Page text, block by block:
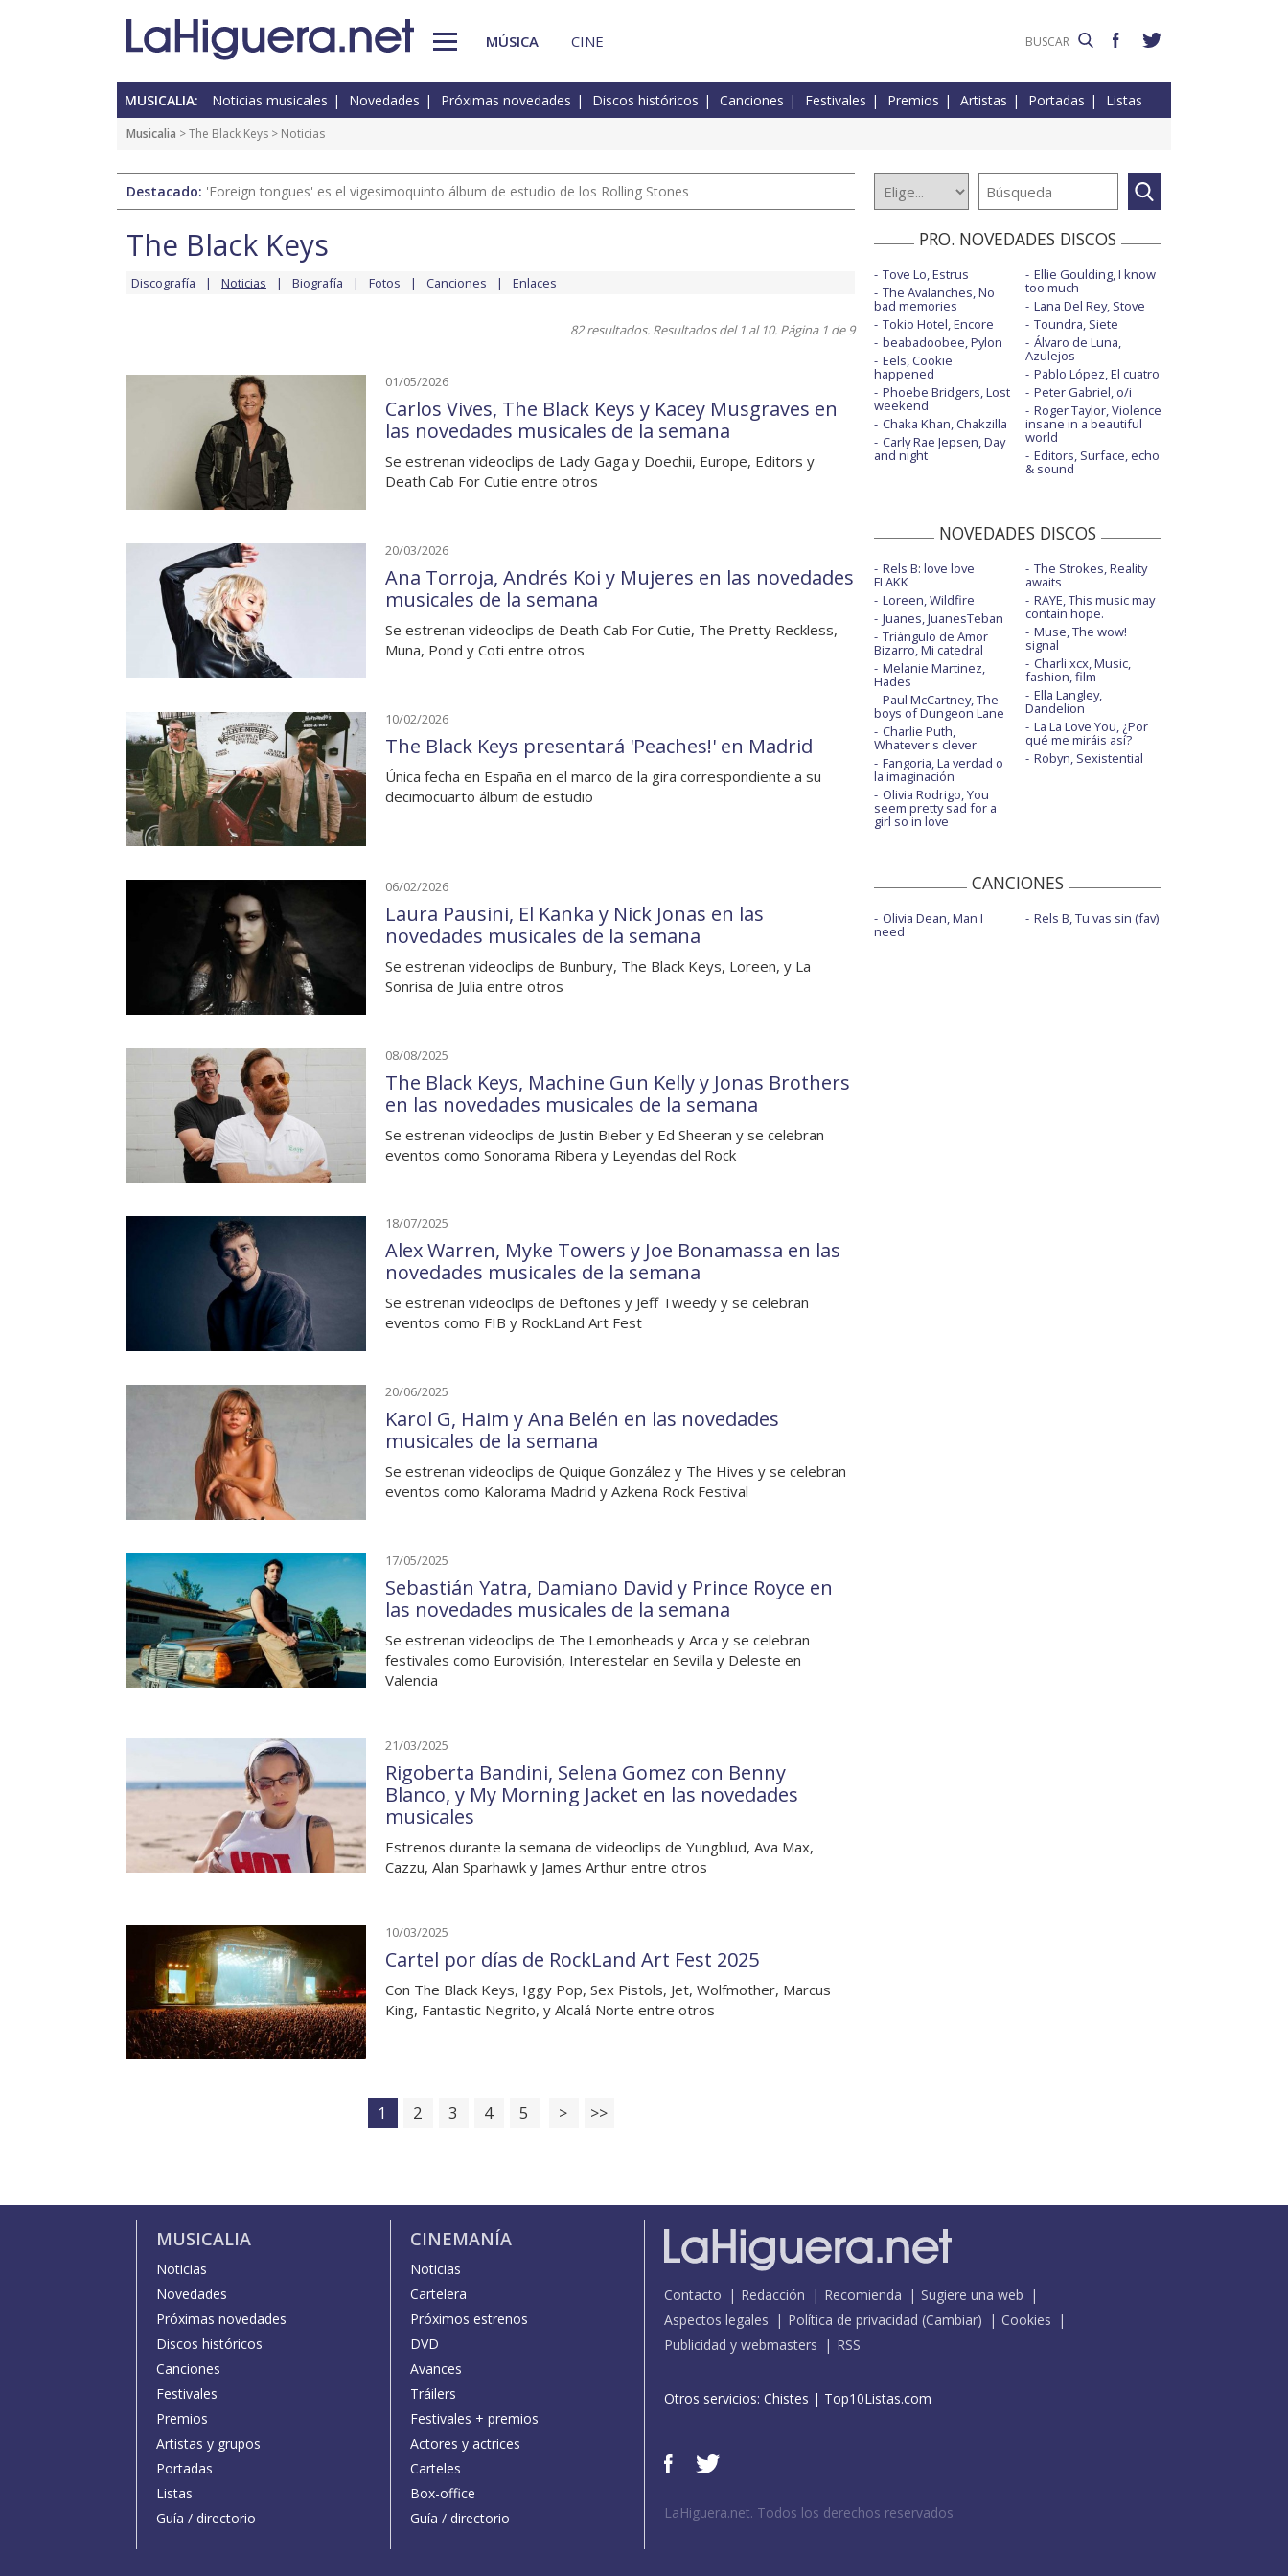
MÚSICA CINE
MUSICALIA: Noticias musicales Novedades Próximas novedades Discos históricos Canciones Festivales Premios Artistas Portadas Listas
Musicalia >The Black Keys > Noticias
Destacado: 'Foreign tongues' es el vigesimoquinto álbum de estudio de los Rolling Stones
The Black Keys
Discografía Noticias Biografía Fotos Canciones Enlaces
82 resultados. Resultados del 1 al 10. Página 1 de 9
01/05/2026
Carlos Vives, The Black Keys y Kacey Musgraves en
las novedades musicales de la semana
Se estrenan videoclips de Lady Gaga y Doechii, Europe, Editors y
Death Cab For Cutie entre otros
20/03/2026
Ana Torroja, Andrés Koi y Mujeres en las novedades
musicales de la semana
Se estrenan videoclips de Death Cab For Cutie, The Pretty Reckless,
Muna, Pond y Coti entre otros
10/02/2026
The Black Keys presentará 'Peaches!' en Madrid
Única fecha en España en el marco de la gira correspondiente a su
decimocuarto álbum de estudio
06/02/2026
Laura Pausini, El Kanka y Nick Jonas en las
novedades musicales de la semana
Se estrenan videoclips de Bunbury, The Black Keys, Loreen, y La
Sonrisa de Julia entre otros
08/08/2025
The Black Keys, Machine Gun Kelly y Jonas Brothers
en las novedades musicales de la semana
Se estrenan videoclips de Justin Bieber y Ed Sheeran y se celebran
eventos como Sonorama Ribera y Leyendas del Rock
18/07/2025
Alex Warren, Myke Towers y Joe Bonamassa en las
novedades musicales de la semana
Se estrenan videoclips de Deftones y Jeff Tweedy y se celebran
eventos como FIB y RockLand Art Fest
20/06/2025
Karol G, Haim y Ana Belén en las novedades
musicales de la semana
Se estrenan videoclips de Quique González y The Hives y se celebran
eventos como Kalorama Madrid y Azkena Rock Festival
17/05/2025
Sebastián Yatra, Damiano David y Prince Royce en
las novedades musicales de la semana
Se estrenan videoclips de The Lemonheads y Arca y se celebran
festivales como Eurovisión, Interestelar en Sevilla y Deleste en
Valencia
21/03/2025
Rigoberta Bandini, Selena Gomez con Benny
Blanco, y My Morning Jacket en las novedades
musicales
Estrenos durante la semana de videoclips de Yungblud, Ava Max,
Cazzu, Alan Sparhawk y James Arthur entre otros
10/03/2025
Cartel por días de RockLand Art Fest 2025
Con The Black Keys, Iggy Pop, Sex Pistols, Jet, Wolfmother, Marcus
King, Fantastic Negrito, y Alcalá Norte entre otros
1 2 3 4 5 > >>
PRO. NOVEDADES DISCOS
Tove Lo, Estrus
The Avalanches, No
bad memories
Tokio Hotel, Encore
beabadoobee, Pylon
Eels, Cookie
happened
Phoebe Bridgers, Lost
weekend
Chaka Khan, Chakzilla
Carly Rae Jepsen, Day
and night
Ellie Goulding, I know
too much
Lana Del Rey, Stove
Toundra, Siete
Álvaro de Luna,
Azulejos
Pablo López, El cuatro
Peter Gabriel, o/i
Roger Taylor, Violence
insane in a beautiful
world
Editors, Surface, echo
& sound
NOVEDADES DISCOS
Rels B: love love
FLAKK
Loreen, Wildfire
Juanes, JuanesTeban
Triángulo de Amor
Bizarro, Mi catedral
Melanie Martinez,
Hades
Paul McCartney, The
boys of Dungeon Lane
Charlie Puth,
Whatever's clever
Fangoria, La verdad o
la imaginación
Olivia Rodrigo, You
seem pretty sad for a
girl so in love
The Strokes, Reality
awaits
RAYE, This music may
contain hope.
Muse, The wow!
signal
Charli xcx, Music,
fashion, film
Ella Langley,
Dandelion
La La Love You, ¿Por
qué me miráis así?
Robyn, Sexistential
CANCIONES
Olivia Dean, Man I
need
Rels B, Tu vas sin (fav)
MUSICALIA
Noticias
Novedades
Próximas novedades
Discos históricos
Canciones
Festivales
Premios
Artistas y grupos
Portadas
Listas
Guía / directorio
CINEMANÍA
Noticias
Cartelera
Próximos estrenos
DVD
Avances
Tráilers
Festivales + premios
Actores y actrices
Carteles
Box-office
Guía / directorio
Contacto Redacción Recomienda
Sugiere una web
Aspectos legales
Política de privacidad (Cambiar)
Cookies
Publicidad y webmasters
RSS
Otros servicios: Chistes | Top10Listas.com
LaHiguera.net. Todos los derechos reservados